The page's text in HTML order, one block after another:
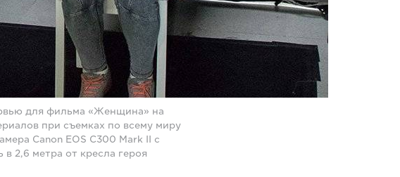
для фильма «Женщина» на
при съемках по всему миру
Canon EOS C300 Mark II с
в 2,6 метра от кресла героя